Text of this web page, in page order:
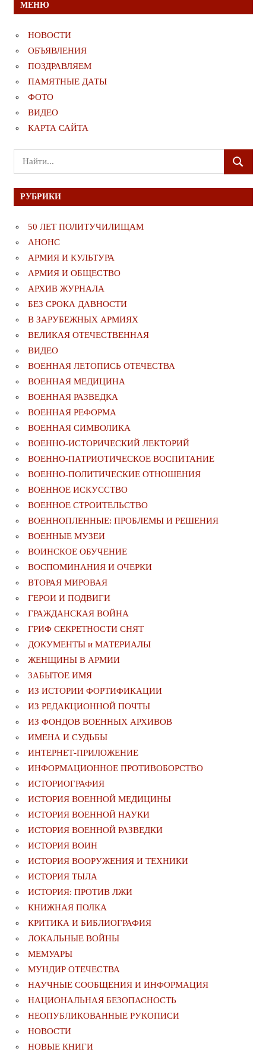
МЕНЮ
НОВОСТИ
ОБЪЯВЛЕНИЯ
ПОЗДРАВЛЯЕМ
ПАМЯТНЫЕ ДАТЫ
ФОТО
ВИДЕО
КАРТА САЙТА
Поиск
для:
ПОИСК
РУБРИКИ
50 ЛЕТ ПОЛИТУЧИЛИЩАМ
АНОНС
АРМИЯ И КУЛЬТУРА
АРМИЯ И ОБЩЕСТВО
АРХИВ ЖУРНАЛА
БЕЗ СРОКА ДАВНОСТИ
В ЗАРУБЕЖНЫХ АРМИЯХ
ВЕЛИКАЯ ОТЕЧЕСТВЕННАЯ
ВИДЕО
ВОЕННАЯ ЛЕТОПИСЬ ОТЕЧЕСТВА
ВОЕННАЯ МЕДИЦИНА
ВОЕННАЯ РАЗВЕДКА
ВОЕННАЯ РЕФОРМА
ВОЕННАЯ СИМВОЛИКА
ВОЕННО-ИСТОРИЧЕСКИЙ ЛЕКТОРИЙ
ВОЕННО-ПАТРИОТИЧЕСКОЕ ВОСПИТАНИЕ
ВОЕННО-ПОЛИТИЧЕСКИE ОТНОШЕНИЯ
ВОЕННОЕ ИСКУССТВО
ВОЕННОЕ СТРОИТЕЛЬСТВО
ВОЕННОПЛЕННЫЕ: ПРОБЛЕМЫ И РЕШЕНИЯ
ВОЕННЫЕ МУЗЕИ
ВОИНСКОЕ ОБУЧЕНИЕ
ВОСПОМИНАНИЯ И ОЧЕРКИ
ВТОРАЯ МИРОВАЯ
ГЕРОИ И ПОДВИГИ
ГРАЖДАНСКАЯ ВОЙНА
ГРИФ СЕКРЕТНОСТИ СНЯТ
ДОКУМЕНТЫ и МАТЕРИАЛЫ
ЖЕНЩИНЫ В АРМИИ
ЗАБЫТОЕ ИМЯ
ИЗ ИСТОРИИ ФОРТИФИКАЦИИ
ИЗ РЕДАКЦИОННОЙ ПОЧТЫ
ИЗ ФОНДОВ ВОЕННЫХ АРХИВОВ
ИМЕНА И СУДЬБЫ
ИНТЕРНЕТ-ПРИЛОЖЕНИЕ
ИНФОРМАЦИОННОЕ ПРОТИВОБОРСТВО
ИСТОРИОГРАФИЯ
ИСТОРИЯ ВОЕННОЙ МЕДИЦИНЫ
ИСТОРИЯ ВОЕННОЙ НАУКИ
ИСТОРИЯ ВОЕННОЙ РАЗВЕДКИ
ИСТОРИЯ ВОИН
ИСТОРИЯ ВООРУЖЕНИЯ И ТЕХНИКИ
ИСТОРИЯ ТЫЛА
ИСТОРИЯ: ПРОТИВ ЛЖИ
КНИЖНАЯ ПОЛКА
КРИТИКА И БИБЛИОГРАФИЯ
ЛОКАЛЬНЫЕ ВОЙНЫ
МЕМУАРЫ
МУНДИР ОТЕЧЕСТВА
НАУЧНЫЕ СООБЩЕНИЯ И ИНФОРМАЦИЯ
НАЦИОНАЛЬНАЯ БЕЗОПАСНОСТЬ
НЕОПУБЛИКОВАННЫЕ РУКОПИСИ
НОВОСТИ
НОВЫЕ КНИГИ